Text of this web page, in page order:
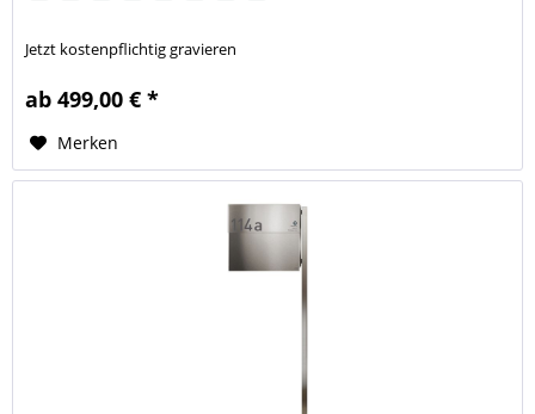
Jetzt kostenpflichtig gravieren
ab 499,00 € *
Merken